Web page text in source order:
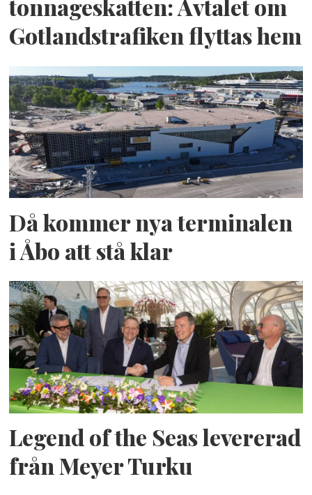
tonnageskatten: Avtalet om
Gotlandstrafiken flyttas hem
Då kommer nya terminalen
i Åbo att stå klar
Legend of the Seas levererad
från Meyer Turku